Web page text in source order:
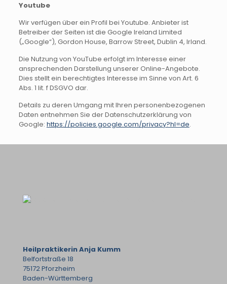
Youtube
Wir verfügen über ein Profil bei Youtube. Anbieter ist
Betreiber der Seiten ist die Google Ireland Limited
(„Google“), Gordon House, Barrow Street, Dublin 4, Irland.
Die Nutzung von YouTube erfolgt im Interesse einer
ansprechenden Darstellung unserer Online-Angebote.
Dies stellt ein berechtigtes Interesse im Sinne von Art. 6
Abs. 1 lit. f DSGVO dar.
Details zu deren Umgang mit Ihren personenbezogenen
Daten entnehmen Sie der Datenschutzerklärung von
Google: https://policies.google.com/privacy?hl=de.
Heilpraktikerin Anja Kumm
Belfortstraße 18
75172 Pforzheim
Baden-Württemberg